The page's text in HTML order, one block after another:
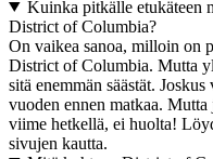
Kuinka pitkälle etukäteen
District of Columbia?
On vaikea sanoa, milloin on
District of Columbia. Mutta
sitä enemmän säästät.
vuoden ennen matkaa. Mutta
viime hetkellä, ei huolta!
sivujen kautta.